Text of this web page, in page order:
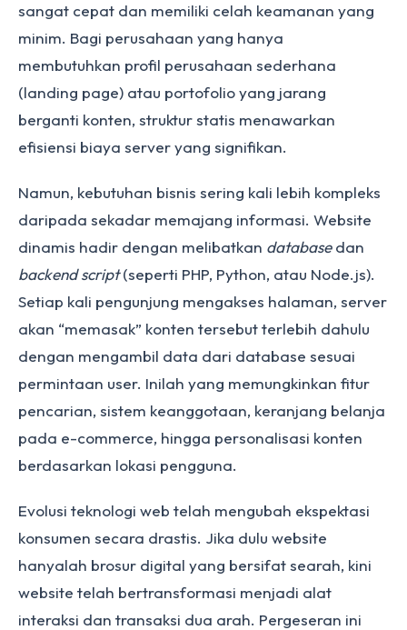
sangat cepat dan memiliki celah keamanan yang
minim. Bagi perusahaan yang hanya
membutuhkan profil perusahaan sederhana
(landing page) atau portofolio yang jarang
berganti konten, struktur statis menawarkan
efisiensi biaya server yang signifikan.
Namun, kebutuhan bisnis sering kali lebih kompleks
daripada sekadar memajang informasi. Website
dinamis hadir dengan melibatkan databasedan
backend script(seperti PHP, Python, atau Node.js).
Setiap kali pengunjung mengakses halaman, server
akan “memasak” konten tersebut terlebih dahulu
dengan mengambil data dari database sesuai
permintaan user. Inilah yang memungkinkan fitur
pencarian, sistem keanggotaan, keranjang belanja
pada e-commerce, hingga personalisasi konten
berdasarkan lokasi pengguna.
Evolusi teknologi web telah mengubah ekspektasi
konsumen secara drastis. Jika dulu website
hanyalah brosur digital yang bersifat searah, kini
website telah bertransformasi menjadi alat
interaksi dan transaksi dua arah. Pergeseran ini